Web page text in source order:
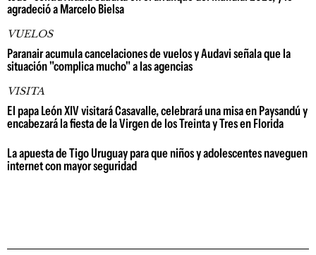
agradeció a Marcelo Bielsa
VUELOS
Paranair acumula cancelaciones de vuelos y Audavi señala que la
situación "complica mucho" a las agencias
VISITA
El papa León XIV visitará Casavalle, celebrará una misa en Paysandú y
encabezará la fiesta de la Virgen de los Treinta y Tres en Florida
La apuesta de Tigo Uruguay para que niños y adolescentes naveguen
internet con mayor seguridad